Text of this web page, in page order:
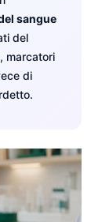
sangue
del
marcatori
di